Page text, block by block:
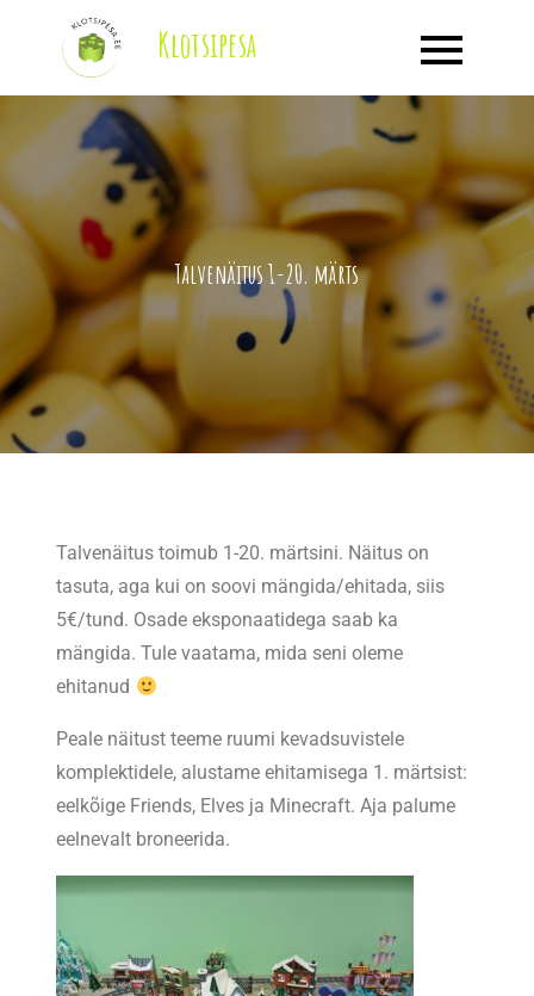
Klotsipesa
Talvenäitus 1-20. märts
Talvenäitus toimub 1-20. märtsini. Näitus on
tasuta, aga kui on soovi mängida/ehitada, siis
5€/tund. Osade eksponaatidega saab ka
mängida. Tule vaatama, mida seni oleme
ehitanud
Peale näitust teeme ruumi kevadsuvistele
komplektidele, alustame ehitamisega 1. märtsist:
eelkõige Friends, Elves ja Minecraft. Aja palume
eelnevalt broneerida.